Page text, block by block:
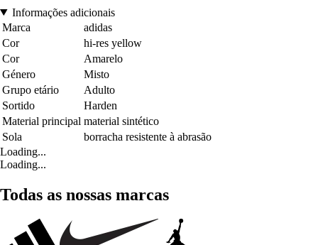
Informações adicionais
Marca
adidas
Cor
hi-res yellow
Cor
Amarelo
Género
Misto
Grupo etário
Adulto
Sortido
Harden
Material principal material sintético
Sola
borracha resistente à abrasão
Loading...
Loading...
Todas as nossas marcas